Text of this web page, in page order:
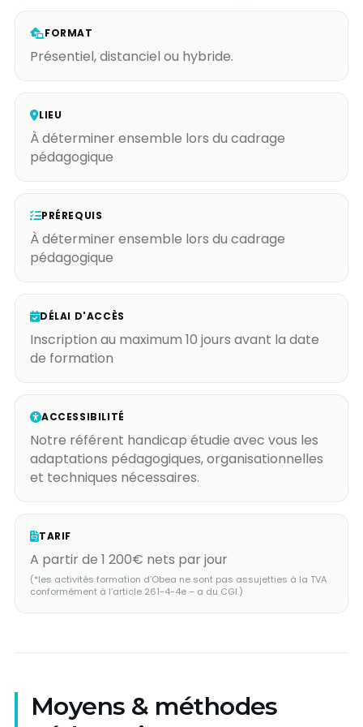
FORMAT
Présentiel, distanciel ou hybride.
LIEU
À déterminer ensemble lors du cadrage
pédagogique
PRÉREQUIS
À déterminer ensemble lors du cadrage
pédagogique
DÉLAI D'ACCÈS
Inscription au maximum 10 jours avant la date
de formation
ACCESSIBILITÉ
Notre référent handicap étudie avec vous les
adaptations pédagogiques, organisationnelles
et techniques nécessaires.
TARIF
A partir de 1 200€ nets par jour
(*les activités formation d’Obea ne sont pas assujetties à la TVA
conformément à l’article 261-4-4e – a du CGI.)
Moyens & méthodes